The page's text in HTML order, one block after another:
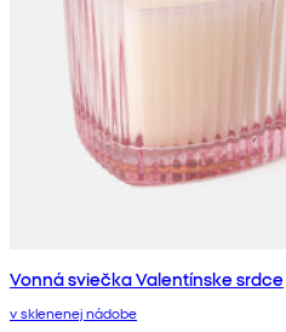
Vonná sviečka Valentínske srdce
v sklenenej nádobe